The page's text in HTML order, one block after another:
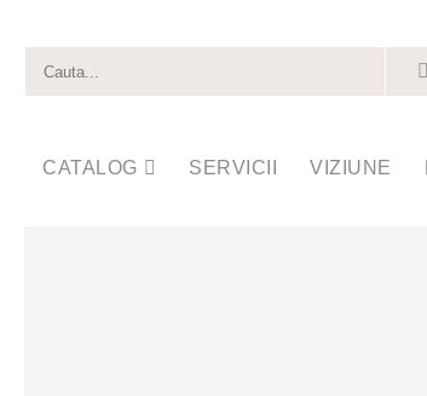
CATALOG SERVICII VIZIUNE